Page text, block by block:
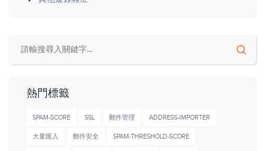
熱門標籤
SPAM-SCORE SSL 郵件管理 ADDRESS-IMPORTER
大量匯入 郵件安全 SPAM-THRESHOLD-SCORE